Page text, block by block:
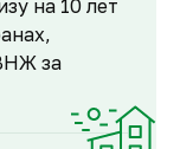
на 10 лет
за